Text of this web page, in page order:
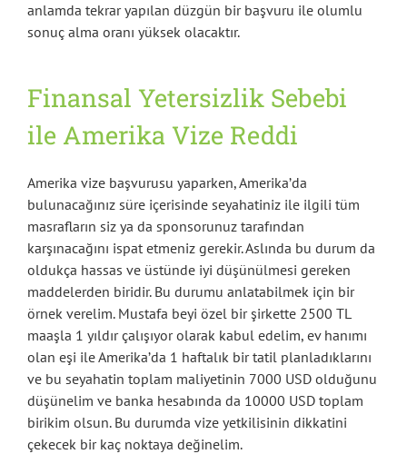
anlamda tekrar yapılan düzgün bir başvuru ile olumlu
sonuç alma oranı yüksek olacaktır.
Finansal Yetersizlik Sebebi
ile Amerika Vize Reddi
Amerika vize başvurusu yaparken, Amerika’da
bulunacağınız süre içerisinde seyahatiniz ile ilgili tüm
masrafların siz ya da sponsorunuz tarafından
karşınacağını ispat etmeniz gerekir. Aslında bu durum da
oldukça hassas ve üstünde iyi düşünülmesi gereken
maddelerden biridir. Bu durumu anlatabilmek için bir
örnek verelim. Mustafa beyi özel bir şirkette 2500 TL
maaşla 1 yıldır çalışıyor olarak kabul edelim, ev hanımı
olan eşi ile Amerika’da 1 haftalık bir tatil planladıklarını
ve bu seyahatin toplam maliyetinin 7000 USD olduğunu
düşünelim ve banka hesabında da 10000 USD toplam
birikim olsun. Bu durumda vize yetkilisinin dikkatini
çekecek bir kaç noktaya değinelim.